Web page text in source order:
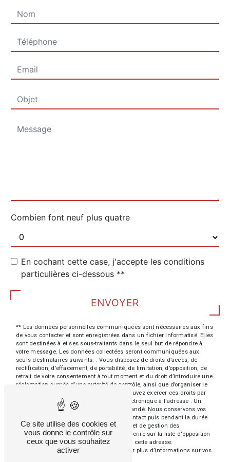
Combien font neuf plus quatre
En cochant cette case, j'accepte les conditions
particulières ci-dessous **
ENVOYER
** Les données personnelles communiquées sont nécessaires aux fins
de vous contacter et sont enregistrées dans un fichier informatisé. Elles
sont destinées à et ses sous-traitants dans le seul but de répondre à
votre message. Les données collectées seront communiquées aux
seuls destinataires suivants: . Vous disposez de droits d’accès, de
rectification, d’effacement, de portabilité, de limitation, d’opposition, de
retrait de votre consentement à tout moment et du droit d’introduire une
réclamation auprès d’une autorité de contrôle, ainsi que d’organiser le
sort de vos données post-mortem. Vous pouvez exercer ces droits par
voie postale à l'adresse ou par courrier électronique à l'adresse . Un
justificatif d'identité pourra vous être demandé. Nous conservons vos
données pendant la période de prise de contact puis pendant la durée
de prescription légale aux fins probatoires et de gestion des
contentieux. Vous avez le droit de vous inscrire sur la liste d'opposition
au démarchage téléphonique, disponible à cette adresse:
. Consultez le site cnil.fr pour plus d’informations sur vos
Ce site utilise des cookies et
vous donne le contrôle sur
ceux que vous souhaitez
activer